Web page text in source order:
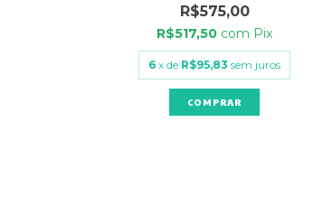
R$575,00
R$517,50 com Pix
6 x de R$95,83 sem juros